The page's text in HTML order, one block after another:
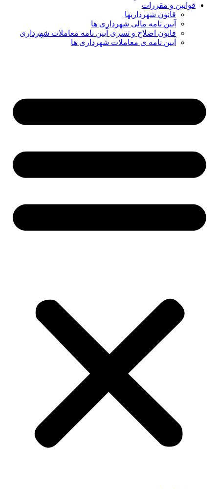
قوانین و مقررات
قانون شهرداریها
آیین نامه مالی شهرداری ها
قانون اصلاح و تسری آیین نامه معاملات شهرداری
آیین نامه ی معاملات شهرداری ها